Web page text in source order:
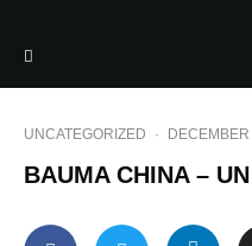
UNCATEGORIZED ·
BAUMA CHINA –